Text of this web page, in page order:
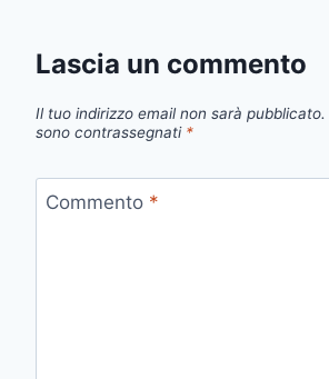
Lascia un commento
Il tuo indirizzo email non sarà pubblicato.
sono contrassegnati *
Commento *